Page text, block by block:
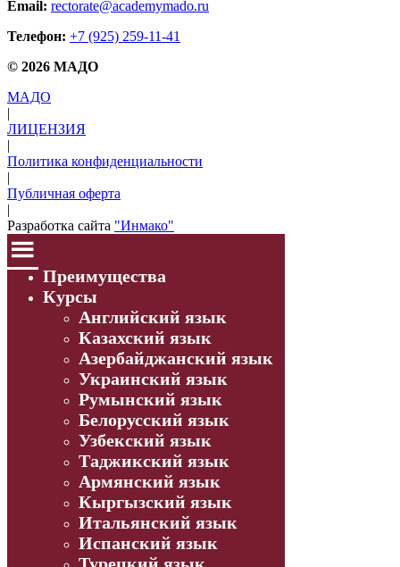
Email: rectorate@academymado.ru
Телефон: +7 (925) 259-11-41
© 2026 МАДО
МАДО
|
ЛИЦЕНЗИЯ
|
Политика конфиденциальности
|
Публичная оферта
|
Разработка сайта "Инмако"
Преимущества
Курсы
Английский язык
Казахский язык
Азербайджанский язык
Украинский язык
Румынский язык
Белорусский язык
Узбекский язык
Таджикский язык
Армянский язык
Кыргызский язык
Итальянский язык
Испанский язык